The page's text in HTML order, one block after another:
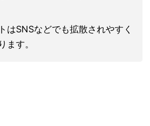
はSNSなどでも拡散されやすく
ます。